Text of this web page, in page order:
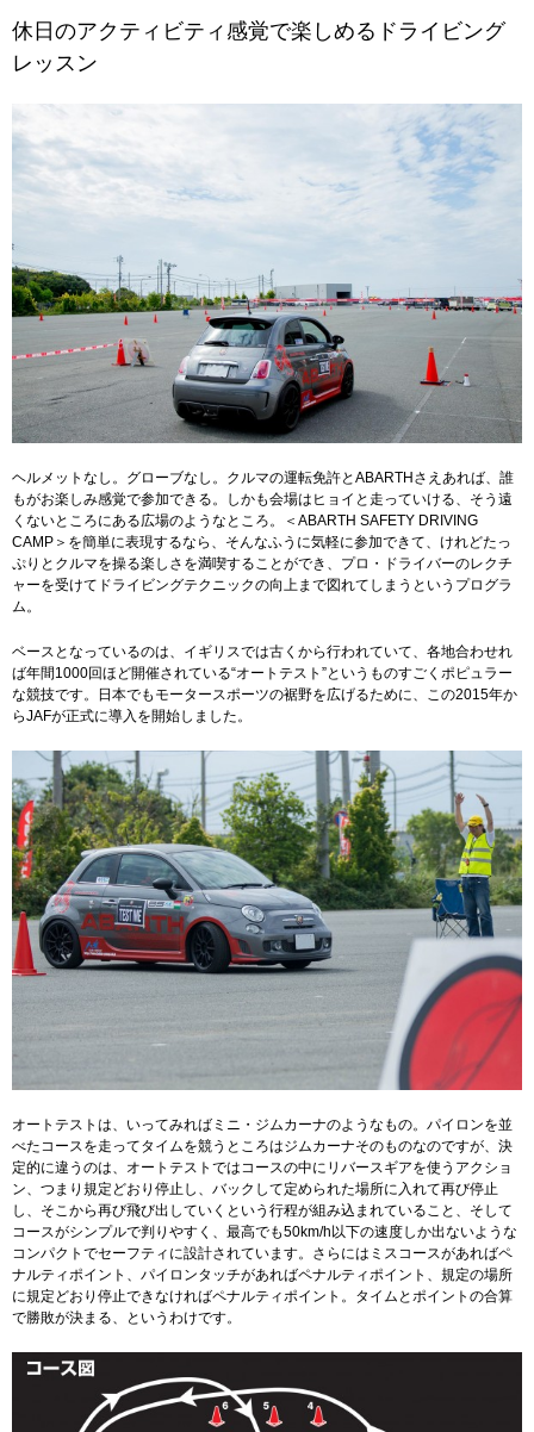
休日のアクティビティ感覚で楽しめるドライビング
レッスン
ヘルメットなし。グローブなし。クルマの運転免許とABARTHさえあれば、誰
もがお楽しみ感覚で参加できる。しかも会場はヒョイと走っていける、そう遠
くないところにある広場のようなところ。＜ABARTH SAFETY DRIVING
CAMP＞を簡単に表現するなら、そんなふうに気軽に参加できて、けれどたっ
ぷりとクルマを操る楽しさを満喫することができ、プロ・ドライバーのレクチ
ャーを受けてドライビングテクニックの向上まで図れてしまうというプログラ
ム。
ベースとなっているのは、イギリスでは古くから行われていて、各地合わせれ
ば年間1000回ほど開催されている“オートテスト”というものすごくポピュラー
な競技です。日本でもモータースポーツの裾野を広げるために、この2015年か
らJAFが正式に導入を開始しました。
オートテストは、いってみればミニ・ジムカーナのようなもの。パイロンを並
べたコースを走ってタイムを競うところはジムカーナそのものなのですが、決
定的に違うのは、オートテストではコースの中にリバースギアを使うアクショ
ン、つまり規定どおり停止し、バックして定められた場所に入れて再び停止
し、そこから再び飛び出していくという行程が組み込まれていること、そして
コースがシンプルで判りやすく、最高でも50km/h以下の速度しか出ないような
コンパクトでセーフティに設計されています。さらにはミスコースがあればペ
ナルティポイント、パイロンタッチがあればペナルティポイント、規定の場所
に規定どおり停止できなければペナルティポイント。タイムとポイントの合算
で勝敗が決まる、というわけです。